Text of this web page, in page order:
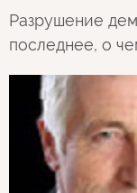
Разрушение
последнее, о